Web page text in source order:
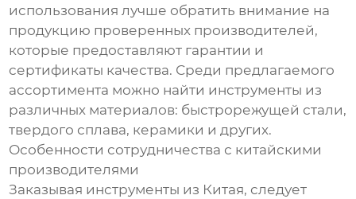
использования лучше обратить внимание на
продукцию проверенных производителей,
которые предоставляют гарантии и
сертификаты качества. Среди предлагаемого
ассортимента можно найти инструменты из
различных материалов: быстрорежущей стали,
твердого сплава, керамики и других.
Особенности сотрудничества с китайскими
производителями
Заказывая инструменты из Китая, следует